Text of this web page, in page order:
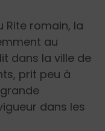
Rite romain, la
au
dans la ville de
prit peu à
dans les